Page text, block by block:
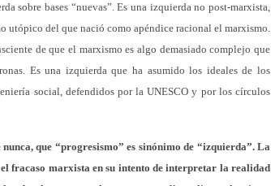
sobre bases “nuevas”. Es una izquierda no post-marxista,
utópico del que nació como apéndice racional el marxismo.
de que el marxismo es algo demasiado complejo que
Es una izquierda que ha asumido los ideales de los
social, defendidos por la UNESCO y por los círculos
nunca, que “progresismo” es sinónimo de “izquierda”. La
fracaso marxista en su intento de interpretar la realidad